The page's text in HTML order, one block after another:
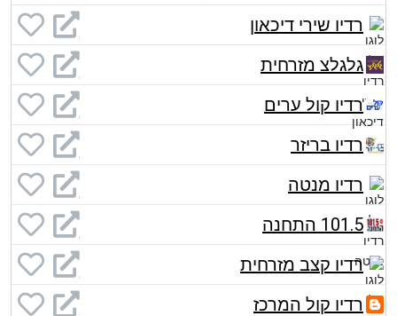
רדיו שירי דיכאון
גלגלצ מזרחית
רדיו קול ערים
רדיו בריזר
רדיו מנטה
101.5 התחנה
רדיו קצב מזרחית
רדיו קול המרכז